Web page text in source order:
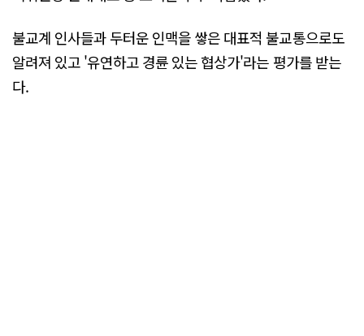
불교계 인사들과 두터운 인맥을 쌓은 대표적 불교통으로도
알려져 있고 '유연하고 경륜 있는 협상가'라는 평가를 받는
다.